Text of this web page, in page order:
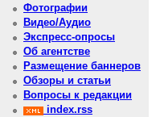
Фотографии
Видео/Аудио
Экспресс-опросы
Об агентстве
Размещение баннеров
Обзоры и статьи
Вопросы к редакции
index.rss